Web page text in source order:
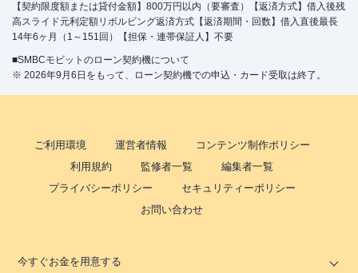
【契約限度額または貸付金額】800万円以内（要審査）【返済方式】借入後残
高スライド元利定額リボルビング返済方式【返済期間・回数】借入直後最長
14年6ヶ月（1～151回）【担保・連帯保証人】不要
■SMBCモビットのローン契約機について
※ 2026年9月6日をもって、ローン契約機での申込・カード受取は終了。
ご利用環境 運営者情報
コンテンツ制作ポリシー
利用規約
監修者一覧
編集者一覧
プライバシーポリシー
セキュリティーポリシー
お問い合わせ
今すぐお金を用意する